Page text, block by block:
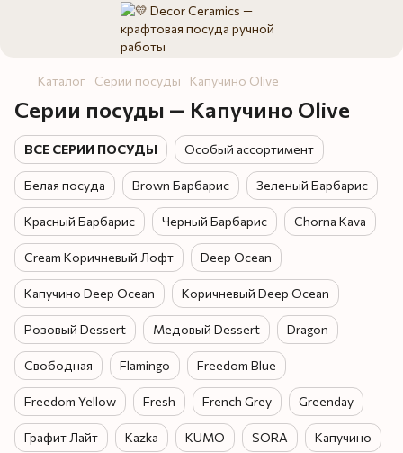
Каталог Серии посуды Капучино Olive
Серии посуды — Капучино Olive
ВСЕ СЕРИИ ПОСУДЫ Особый ассортимент
Белая посуда Brown Барбарис Зеленый Барбарис
Красный Барбарис Черный Барбарис Chorna Kava
Cream Коричневый Лофт Deep Ocean
Капучино Deep Ocean Коричневый Deep Ocean
Розовый Dessert Медовый Dessert Dragon
Свободная Flamingo Freedom Blue
Freedom Yellow Fresh French Grey Greenday
Графит Лайт Kazka KUMO SORA Капучино